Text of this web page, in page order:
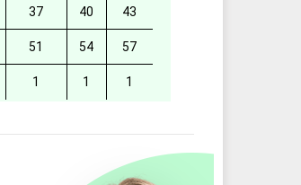
37 40 43
51 54 57
1 1 1